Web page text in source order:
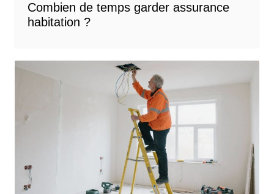
Combien de temps garder assurance
habitation ?